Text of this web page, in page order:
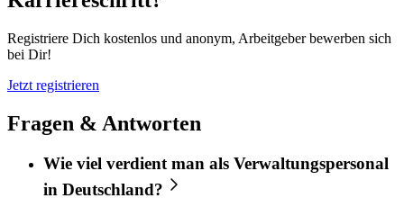
Registriere Dich kostenlos und anonym, Arbeitgeber bewerben sich
bei Dir!
Jetzt registrieren
Fragen & Antworten
Wie viel verdient man als Verwaltungspersonal
in Deutschland?